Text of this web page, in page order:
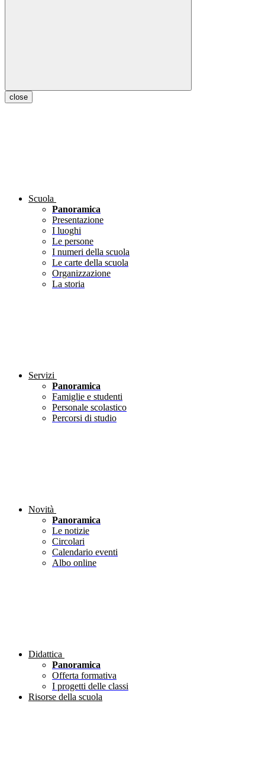
close
Scuola
Panoramica
Presentazione
I luoghi
Le persone
I numeri della scuola
Le carte della scuola
Organizzazione
La storia
Servizi
Panoramica
Famiglie e studenti
Personale scolastico
Percorsi di studio
Novità
Panoramica
Le notizie
Circolari
Calendario eventi
Albo online
Didattica
Panoramica
Offerta formativa
I progetti delle classi
Risorse della scuola